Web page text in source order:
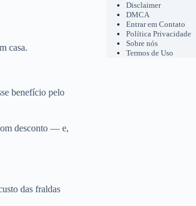
casa.
benefício pelo
desconto — e,
das fraldas
Disclaimer
DMCA
Entrar em Contato
Política Privacidade
Sobre nós
Termos de Uso